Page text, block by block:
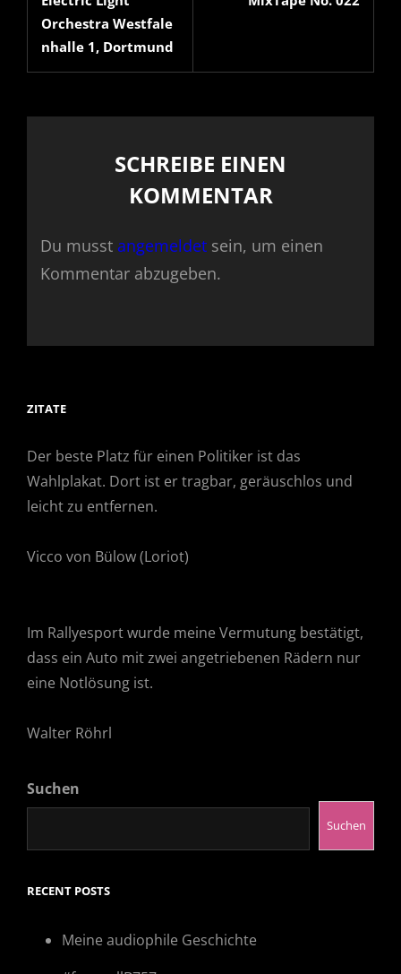
Orchestra Westfale
nhalle 1, Dortmund
SCHREIBE EINEN
KOMMENTAR
Du musst angemeldet sein, um einen
Kommentar abzugeben.
ZITATE
Der beste Platz für einen Politiker ist das
Wahlplakat. Dort ist er tragbar, geräuschlos und
leicht zu entfernen.
Vicco von Bülow (Loriot)
Im Rallyesport wurde meine Vermutung bestätigt,
dass ein Auto mit zwei angetriebenen Rädern nur
eine Notlösung ist.
Walter Röhrl
Suchen
Suchen
RECENT POSTS
Meine audiophile Geschichte